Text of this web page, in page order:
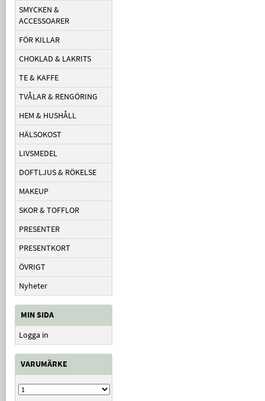
SMYCKEN &
ACCESSOARER
FÖR KILLAR
CHOKLAD & LAKRITS
TE & KAFFE
TVÅLAR & RENGÖRING
HEM & HUSHÅLL
HÄLSOKOST
LIVSMEDEL
DOFTLJUS & RÖKELSE
MAKEUP
SKOR & TOFFLOR
PRESENTER
PRESENTKORT
ÖVRIGT
Nyheter
MIN SIDA
Logga in
VARUMÄRKE